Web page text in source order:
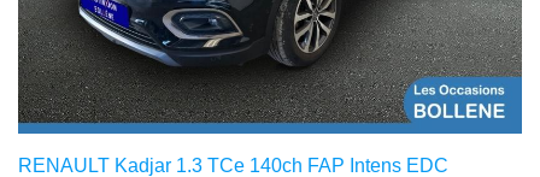
RENAULT Kadjar 1.3 TCe 140ch FAP Intens EDC